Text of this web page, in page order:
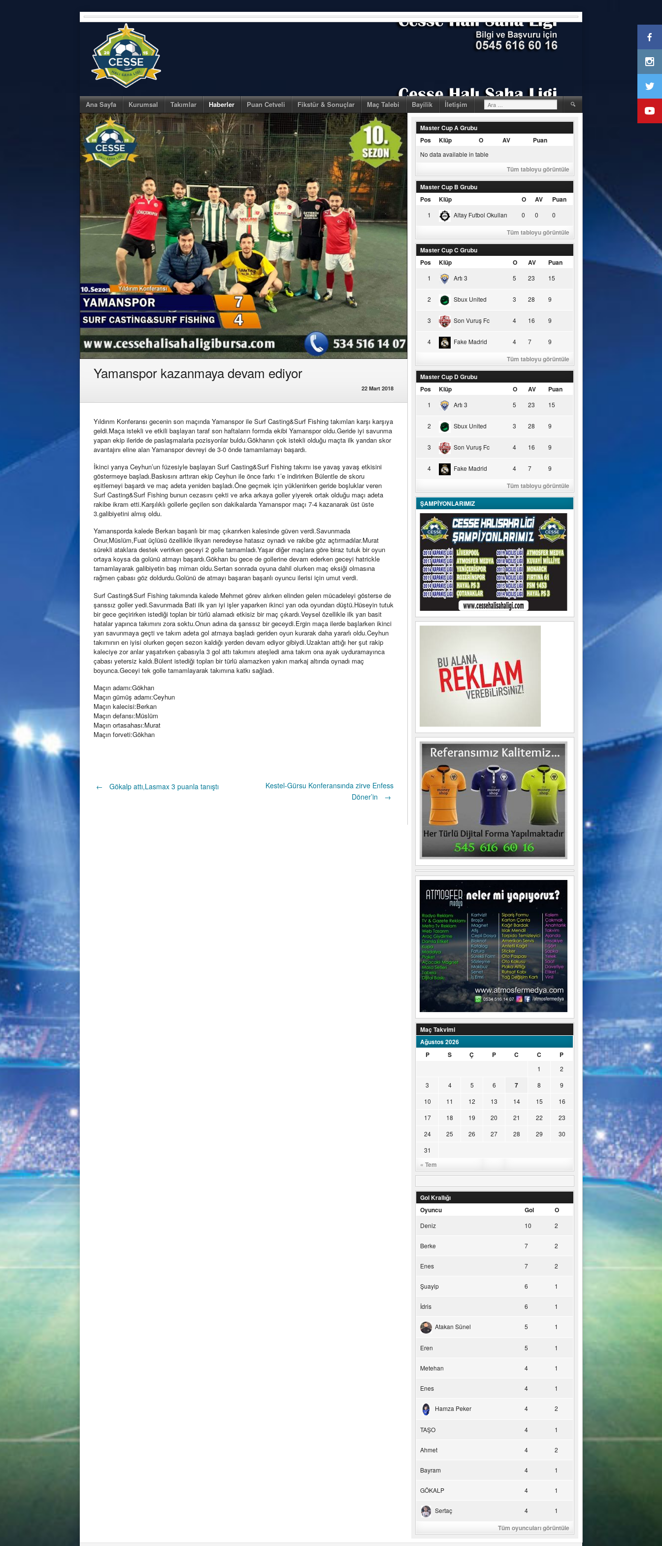
Skip
to
Ana Sayfa Kurumsal Takımlar Haberler Puan Cetveli Fikstür & Sonuçlar Maç Talebi Bayilik İletişim Arama:
Yamanspor kazanmaya devam ediyor
22 Mart 2018
Yıldırım Konferansı gecenin son maçında Yamanspor ile Surf Casting&Surf Fishing takımları karşı karşıya
geldi.Maça istekli ve etkili başlayan taraf son haftaların formda ekibi Yamanspor oldu.Geride iyi savunma
yapan ekip ileride de paslaşmalarla pozisyonlar buldu.Gökhanın çok istekli olduğu maçta ilk yarıdan skor
avantajını eline alan Yamanspor devreyi de 3-0 önde tamamlamayı başardı.
İkinci yarıya Ceyhun’un füzesiyle başlayan Surf Casting&Surf Fishing takımı ise yavaş yavaş etkisini
göstermeye başladı.Baskısını arttıran ekip Ceyhun ile önce farkı 1’e indirirken Bülentle de skoru
eşitlemeyi başardı ve maç adeta yeniden başladı.Öne geçmek için yüklenirken geride boşluklar veren
Surf Casting&Surf Fishing bunun cezasını çekti ve arka arkaya goller yiyerek ortak olduğu maçı adeta
rakibe ikram etti.Karşılıklı gollerle geçilen son dakikalarda Yamanspor maçı 7-4 kazanarak üst üste
3.galibiyetini almış oldu.
Yamansporda kalede Berkan başarılı bir maç çıkarırken kalesinde güven verdi.Savunmada
Onur,Müslüm,Fuat üçlüsü özellikle ilkyarı neredeyse hatasız oynadı ve rakibe göz açtırmadılar.Murat
sürekli ataklara destek verirken geceyi 2 golle tamamladı.Yaşar diğer maçlara göre biraz tutuk bir oyun
ortaya koysa da golünü atmayı başardı.Gökhan bu gece de gollerine devam ederken geceyi hatrickle
tamamlayarak galibiyetin baş mimarı oldu.Sertan sonrada oyuna dahil olurken maç eksiği olmasına
rağmen çabası göz doldurdu.Golünü de atmayı başaran başarılı oyuncu ilerisi için umut verdi.
Surf Casting&Surf Fishing takımında kalede Mehmet görev alırken elinden gelen mücadeleyi gösterse de
şanssız goller yedi.Savunmada Bati ilk yarı iyi işler yaparken ikinci yarı oda oyundan düştü.Hüseyin tutuk
bir gece geçirirken istediği topları bir türlü alamadı etkisiz bir maç çıkardı.Veysel özellikle ilk yarı basit
hatalar yapınca takımını zora soktu.Onun adına da şanssız bir geceydi.Ergin maça ilerde başlarken ikinci
yarı savunmaya geçti ve takım adeta gol atmaya başladı geriden oyun kurarak daha yararlı oldu.Ceyhun
takımının en iyisi olurken geçen sezon kaldığı yerden devam ediyor gibiydi.Uzaktan attığı her şut rakip
kaleciye zor anlar yaşatırken çabasıyla 3 gol attı takımını ateşledi ama takım ona ayak uyduramayınca
çabası yetersiz kaldı.Bülent istediği topları bir türlü alamazken yakın markaj altında oynadı maç
boyunca.Geceyi tek golle tamamlayarak takımına katkı sağladı.
Maçın adamı:Gökhan
Maçın gümüş adamı:Ceyhun
Maçın kalecisi:Berkan
Maçın defansı:Müslüm
Maçın ortasahası:Murat
Maçın forveti:Gökhan
Post
← Gökalp attı,Lasmax 3 puanla tanıştı
Kestel-Gürsu Konferansında zirve Enfess
Döner’in
→
Master Cup A Grubu
Pos
Klüp O AV Puan
No data available in table
Tüm tabloyu görüntüle
Master Cup B Grubu
Pos
Klüp O AV Puan
1 Altay Futbol Okulları 0 0 0
Tüm tabloyu görüntüle
Master Cup C Grubu
Pos
Klüp O AV Puan
1 Artı 3 5 23 15
2 Sbux United 3 28 9
3 Son Vuruş Fc 4 16 9
4 Fake Madrid 4 7 9
Tüm tabloyu görüntüle
Master Cup D Grubu
Pos
Klüp O AV Puan
1 Artı 3 5 23 15
2 Sbux United 3 28 9
3 Son Vuruş Fc 4 16 9
4 Fake Madrid 4 7 9
Tüm tabloyu görüntüle
ŞAMPİYONLARIMIZ
Maç Takvimi
Ağustos 2026
P
S Ç P C C P
« Tem
1
2
3
4 5 6 7 8
9
10
11 12 13 14 15
16
17
18 19 20 21 22
23
24
25 26 27 28 29
30
31
Gol Krallığı
Oyuncu
Gol O
Deniz 10 2
Berke 7 2
Enes 7 2
Şuayip 6 1
İdris 6 1
Atakan Sünel 5 1
Eren 5 1
Metehan 4 1
Enes 4 1
Hamza Peker 4 2
TAŞO 4 1
Ahmet 4 2
Bayram 4 1
GÖKALP 4 1
Sertaç 4 1
Tüm oyuncuları görüntüle